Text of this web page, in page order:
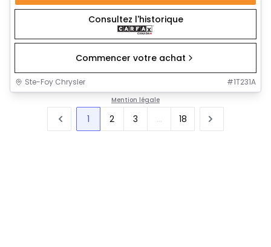
Consultez l'historique
Commencer votre achat
Ste-Foy Chrysler #1T231A
Mention légale
1 2 3 ... 18